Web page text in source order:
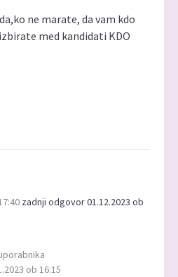
ne marate, da vam kdo
med kandidati KDO
zadnji odgovor 01.12.2023 ob
ob 16:15